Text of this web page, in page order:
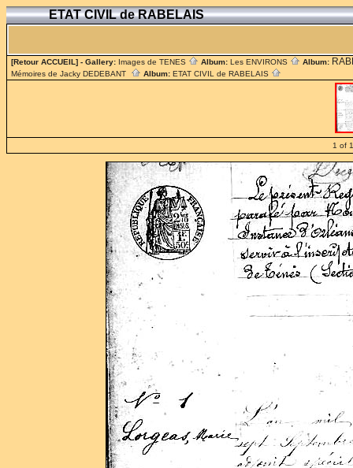
ETAT CIVIL de RABELAIS
[Retour ACCUEIL] - Gallery: Images de TENES Album: Les ENVIRONS Album:
Mémoires de Jacky DEDEBANT Album: ETAT CIVIL de RABELAIS
1 of